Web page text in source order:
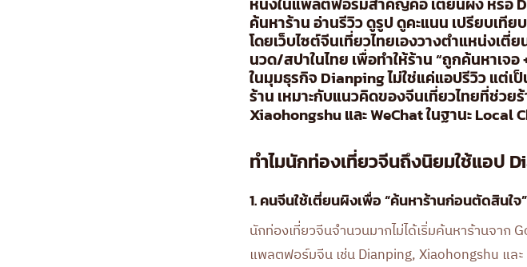
ค้นหาร้าน อ่านรีวิว ดูรูป ดูคะแนน เปรียบเทีย
โดยเว็บไซต์จีนเที่ยวไทยเองวางตำแหน่งเ
นวด/สปาในไทย เพื่อทำให้ร้าน “ถูกค้นหาเจ
ในมุมธุรกิจ Dianping ไม่ใช่แค่แอปรีวิว แต่
ร้าน เหมาะกับแนวคิดของจีนเที่ยวไทยที่ช่ว
Xiaohongshu และ WeChat ในฐานะ Local
ทำไมนักท่องเที่ยวจีนถึงนิยมใช้แอป
1. คนจีนใช้เตี่ยนผิงเพื่อ “ค้นหาร้านก่อนตัดสินใจ”
นักท่องเที่ยวจีนจำนวนมากไม่ได้เริ่มค้นหาร้านจาก
แพลตฟอร์มจีน เช่น Dianping, Xiaohongshu แล